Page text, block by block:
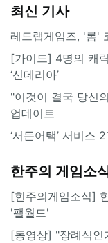
최신 기사
레드랩게임즈, '롬'
[가이드] 4명의 캐
‘신데리아’
"이것이 결국 당신
업데이트
‘서든어택’ 서비스
한주의 게임소
[힌주의게임소식]
'팰월드'
[동영상] "장례식인